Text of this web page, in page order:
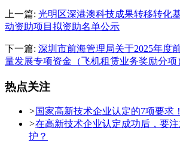
上一篇: 光明区深港澳科技成果转移转化
动资助项目拟资助名单公示
下一篇: 深圳市前海管理局关于2025年度
量发展专项资金（飞机租赁业务奖励分
热点关注
>国家高新技术企业认定的7项要求！
>在高新技术企业认定成功后，要
护？